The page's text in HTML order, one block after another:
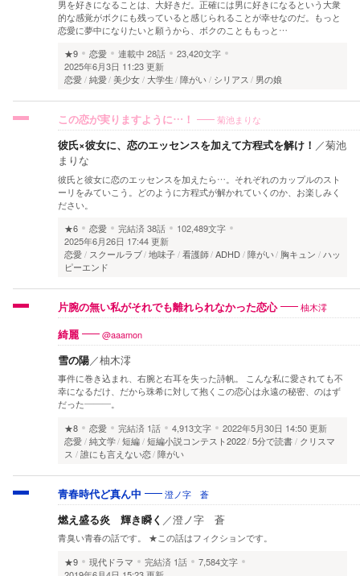
男を好きになることは、大好きだ。正確には男に好きになるという大衆
的な感覚がボクにも残っていると感じられることが幸せなのだ。もっと
恋愛に夢中になりたいと願うから、ボクのことももっと…
★9
恋愛 連載中 28話
23,420文字
2025年6月3日 11:23 更新
恋愛 純愛 美少女 大学生 障がい シリアス 男の娘
この恋が実りますように…！ 菊池まりな
彼氏×彼女に、恋のエッセンスを加えて方程式を解け！ ／菊池
まりな
彼氏と彼女に恋のエッセンスを加えたら…。それぞれのカップルのスト
ーリをみていこう。どのように方程式が解かれていくのか、お楽しみく
ださい。
★6
恋愛 完結済38話
102,489文字
2025年6月26日 17:44 更新
恋愛
スクールラブ 地味子 看護師 ADHD 障がい 胸キュン
ハッ
ピーエンド
片腕の無い私がそれでも離れられなかった恋心 柚木澪
綺麗 @aaamon
雪の陽／柚木澪
事件に巻き込まれ、右腕と右耳を失った詩帆。 こんな私に愛されても不
幸になるだけ、だから珠希に対して抱くこの恋心は永遠の秘密、のはず
だった―――。
★8
恋愛 完結済 1話 4,913文字
2022年5月30日 14:50 更新
恋愛 純文学 短編 短編小説コンテスト2022 5分で読書
クリスマ
ス
誰にも言えない恋 障がい
青春時代ど真ん中 澄ノ字 蒼
燃え盛る炎 輝き瞬く ／澄ノ字 蒼
青臭い青春の話です。 ★この話はフィクションです。
★9
現代ドラマ 完結済 1話
7,584文字